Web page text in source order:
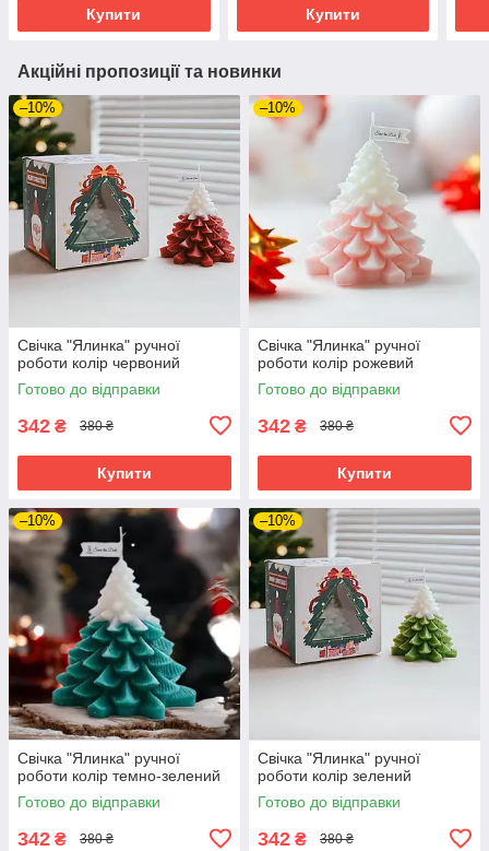
Купити Купити
Акційні пропозиції та новинки
–10%
Свічка "Ялинка" ручної
роботи колір червоний
Готово до відправки
342 ₴ 380 ₴
Купити
–10%
Свічка "Ялинка" ручної
роботи колір рожевий
Готово до відправки
342 ₴ 380 ₴
Купити
–10%
Свічка "Ялинка" ручної
роботи колір темно-зелений
Готово до відправки
342 ₴ 380 ₴
–10%
Свічка "Ялинка" ручної
роботи колір зелений
Готово до відправки
342 ₴ 380 ₴